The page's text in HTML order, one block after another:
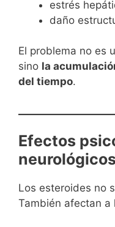
estrés
daño
El problema no es
sino la
del tiempo.
Efectos
neurológicos
Los esteroides no
También afectan a